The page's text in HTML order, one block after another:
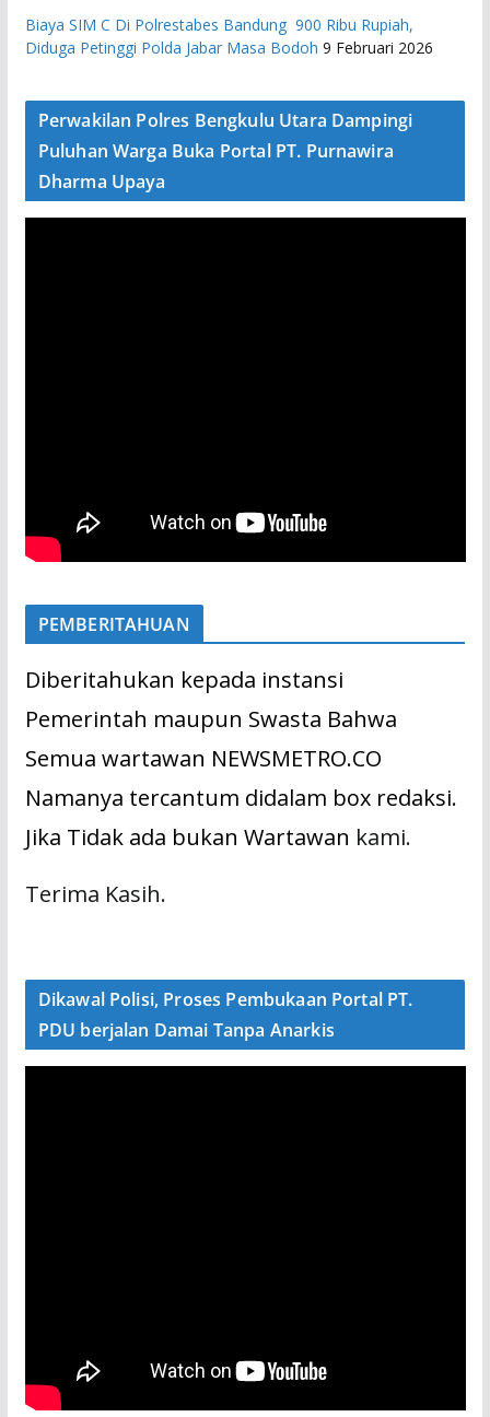
Biaya SIM C Di Polrestabes Bandung 900 Ribu Rupiah,
Diduga Petinggi Polda Jabar Masa Bodoh 9 Februari 2026
Perwakilan Polres Bengkulu Utara Dampingi
Puluhan Warga Buka Portal PT. Purnawira
Dharma Upaya
PEMBERITAHUAN
Diberitahukan kepada instansi
Pemerintah maupun Swasta Bahwa
Semua wartawan NEWSMETRO.CO
Namanya tercantum didalam box redaksi.
Jika Tidak ada bukan Wartawan kami.
Terima Kasih.
Dikawal Polisi, Proses Pembukaan Portal PT.
PDU berjalan Damai Tanpa Anarkis